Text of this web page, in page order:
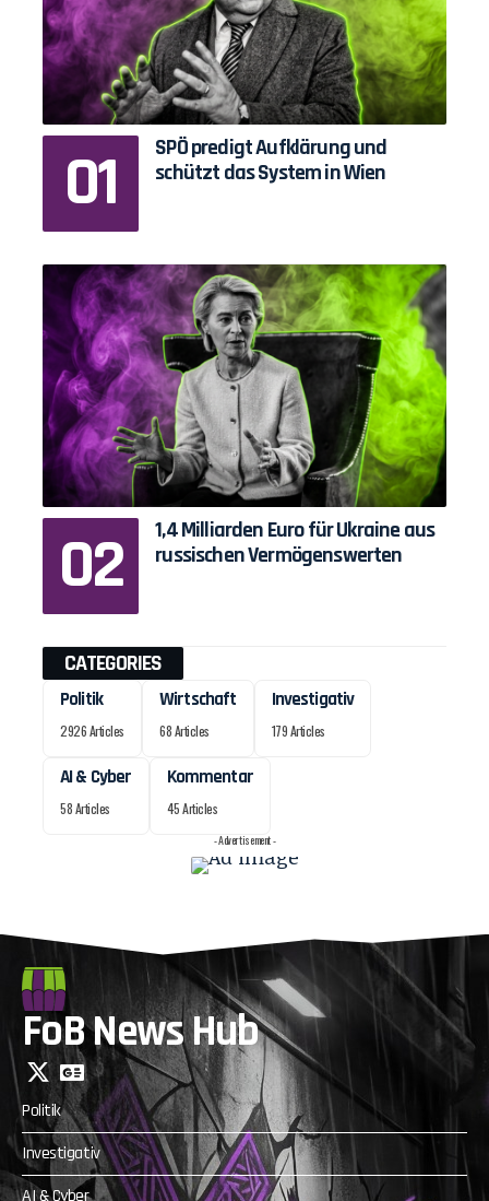
SPÖ predigt Aufklärung und
schützt das System in Wien
1,4 Milliarden Euro für Ukraine aus
russischen Vermögenswerten
CATEGORIES
Politik
2926 Articles
Wirtschaft
68 Articles
Investigativ
179 Articles
AI & Cyber
58 Articles
Kommentar
45 Articles
- Advertisement -
FoB News Hub
Politik
Investigativ
AI & Cyber